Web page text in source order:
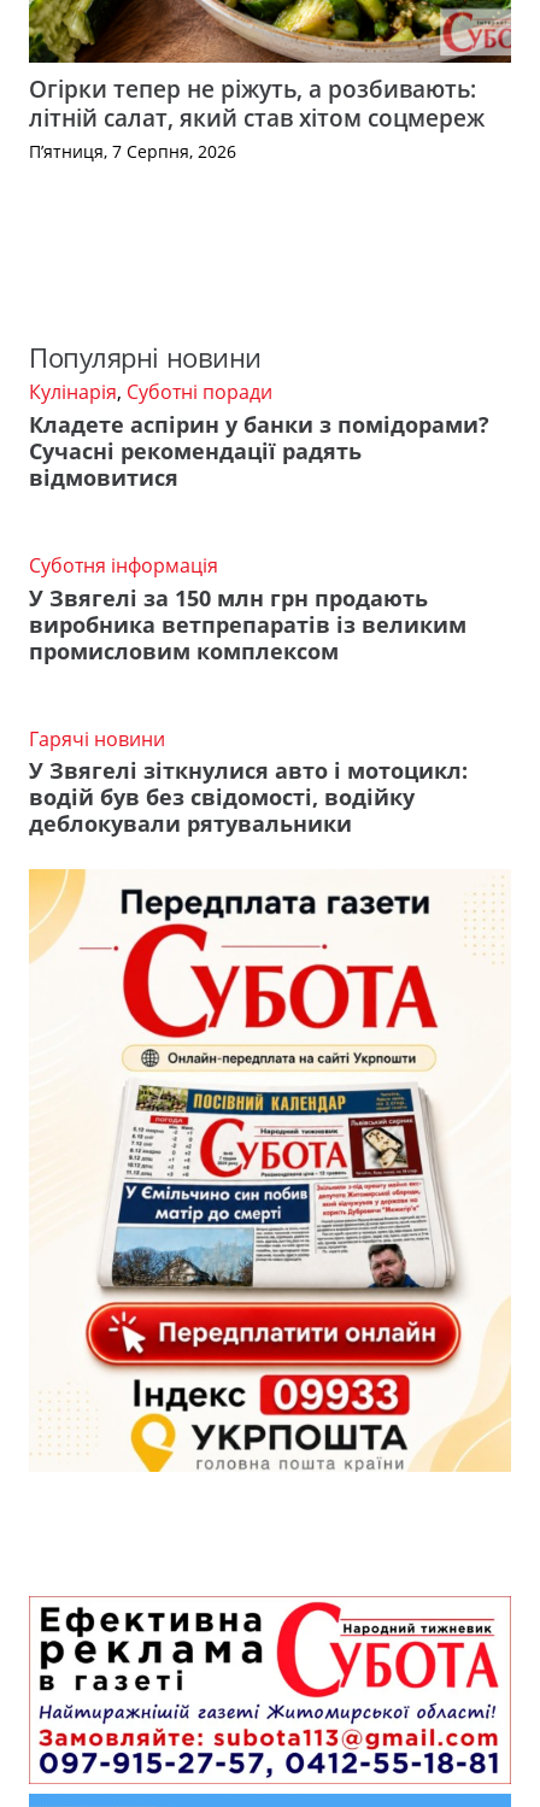
Огірки тепер не ріжуть, а розбивають:
літній салат, який став хітом соцмереж
П’ятниця, 7 Серпня, 2026
Популярні новини
Кулінарія, Суботні поради
Кладете аспірин у банки з помідорами?
Сучасні рекомендації радять
відмовитися
Суботня інформація
У Звягелі за 150 млн грн продають
виробника ветпрепаратів із великим
промисловим комплексом
Гарячі новини
У Звягелі зіткнулися авто і мотоцикл:
водій був без свідомості, водійку
деблокували рятувальники